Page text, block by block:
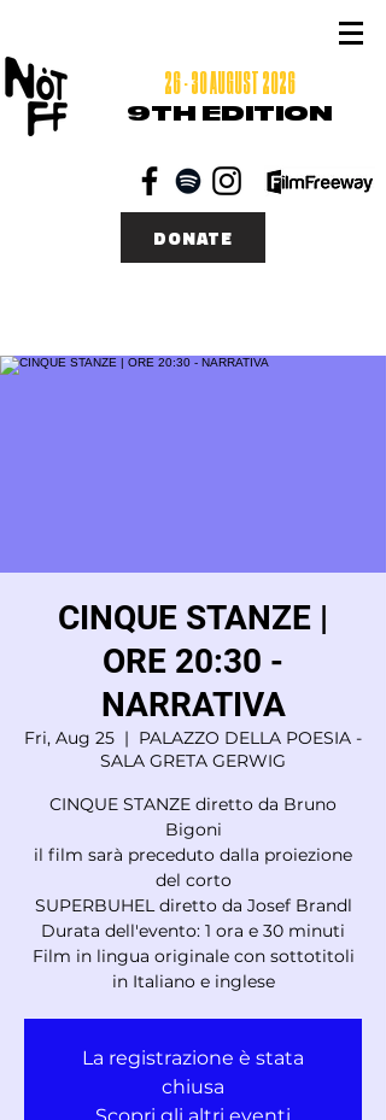
26 - 30 AUGUST 2026
9TH EDITION
DONATE
CINQUE STANZE |
ORE 20:30 -
NARRATIVA
Fri, Aug 25
  |
PALAZZO DELLA POESIA -
SALA GRETA GERWIG
CINQUE STANZE diretto da Bruno
Bigoni
il film sarà preceduto dalla proiezione
del corto
SUPERBUHEL diretto da Josef Brandl
Durata dell'evento: 1 ora e 30 minuti
Film in lingua originale con sottotitoli
in Italiano e inglese
La registrazione è stata
chiusa